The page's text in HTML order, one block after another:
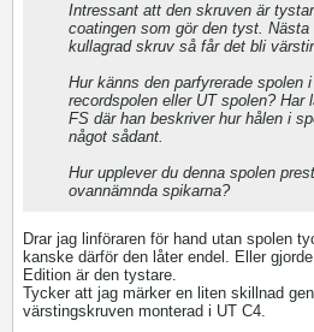
Intressant att den skruven är
coatingen som gör den tyst. Nästa
kullagrad skruv så får det bli
Hur känns den parfyrerade spolen
recordspolen eller UT spolen? Har
FS där han beskriver hur hålen i
något sådant.
Hur upplever du denna spolen
ovannämnda spikarna?
Drar jag linföraren för hand utan spolen
kanske därför den låter endel. Eller
Edition är den tystare.
Tycker att jag märker en liten skillnad
värstingskruven monterad i UT C4.